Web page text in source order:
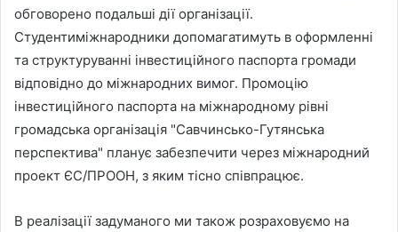
обговорено подальші дії організації.
Студентиміжнародники допомагатимуть в оформленні
та структуруванні інвестиційного паспорта громади
відповідно до міжнародних вимог. Промоцію
інвестиційного паспорта на міжнародному рівні
громадська організація "Савчинсько-Гутянська
перспектива" планує забезпечити через міжнародний
проект ЄС/ПРООН, з яким тісно співпрацює.
В реалізації задуманого ми також розраховуємо на